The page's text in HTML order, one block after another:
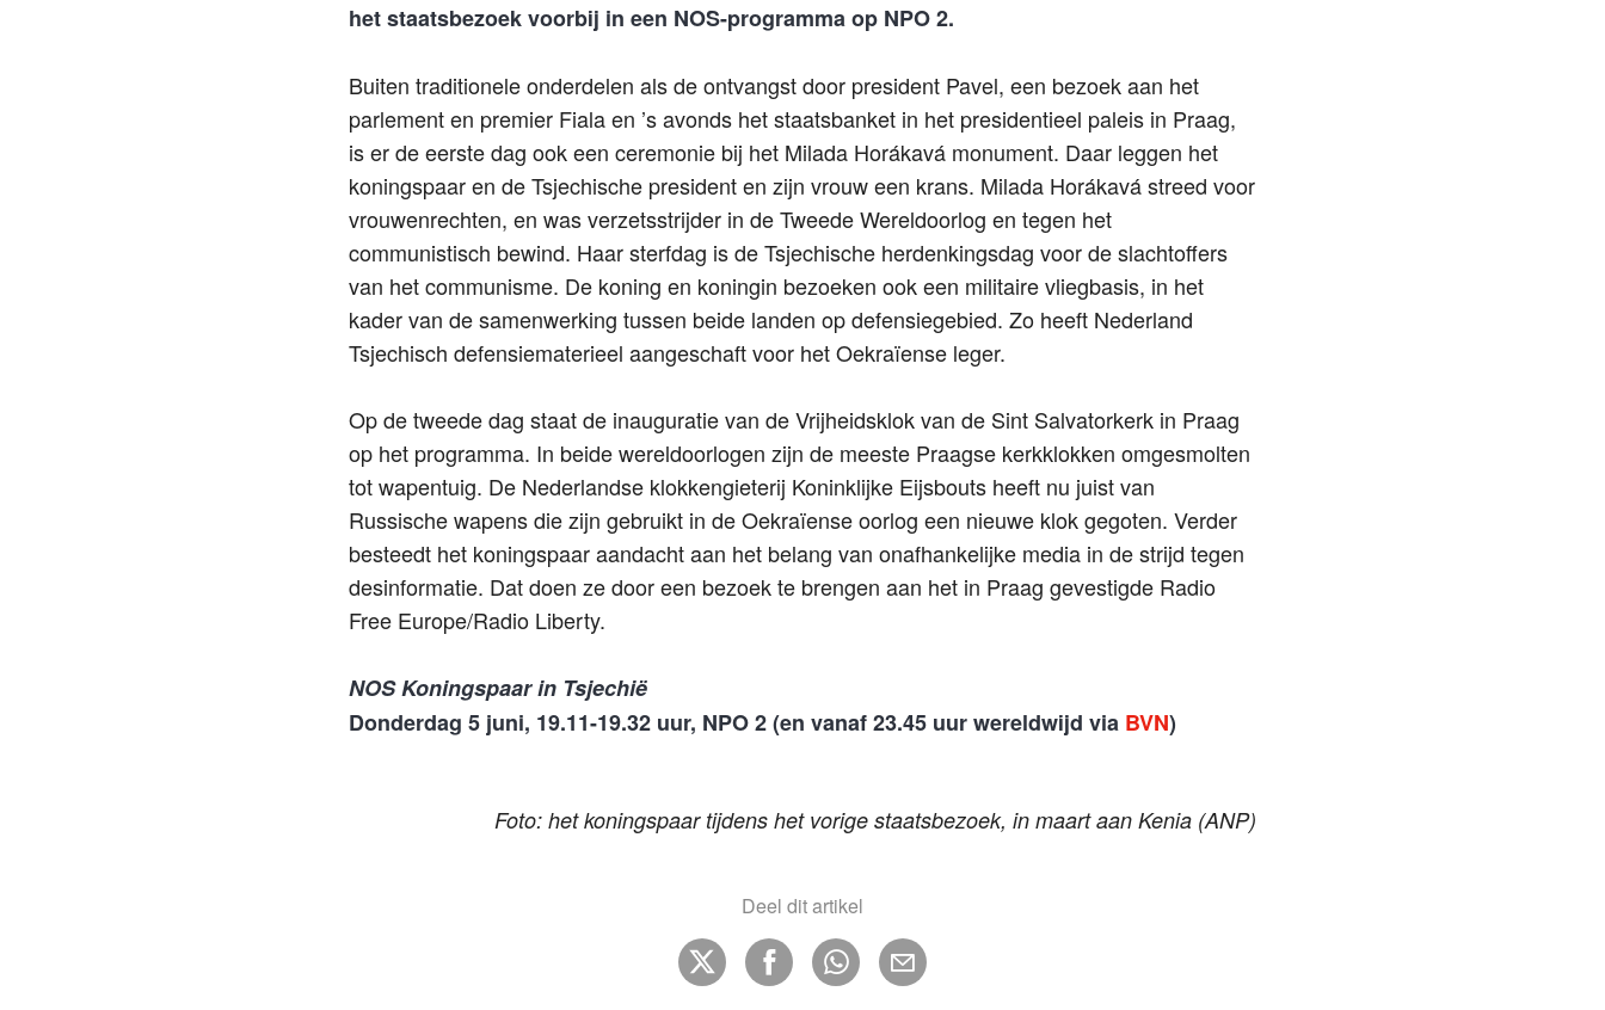
het staatsbezoek voorbij in een NOS-programma op NPO 2.
Buiten traditionele onderdelen als de ontvangst door president Pavel, een bezoek aan het
parlement en premier Fiala en ’s avonds het staatsbanket in het presidentieel paleis in Praag,
is er de eerste dag ook een ceremonie bij het Milada Horákavá monument. Daar leggen het
koningspaar en de Tsjechische president en zijn vrouw een krans. Milada Horákavá streed voor
vrouwenrechten, en was verzetsstrijder in de Tweede Wereldoorlog en tegen het
communistisch bewind. Haar sterfdag is de Tsjechische herdenkingsdag voor de slachtoffers
van het communisme. De koning en koningin bezoeken ook een militaire vliegbasis, in het
kader van de samenwerking tussen beide landen op defensiegebied. Zo heeft Nederland
Tsjechisch defensiematerieel aangeschaft voor het Oekraïense leger.
Op de tweede dag staat de inauguratie van de Vrijheidsklok van de Sint Salvatorkerk in Praag
op het programma. In beide wereldoorlogen zijn de meeste Praagse kerkklokken omgesmolten
tot wapentuig. De Nederlandse klokkengieterij Koninklijke Eijsbouts heeft nu juist van
Russische wapens die zijn gebruikt in de Oekraïense oorlog een nieuwe klok gegoten. Verder
besteedt het koningspaar aandacht aan het belang van onafhankelijke media in de strijd tegen
desinformatie. Dat doen ze door een bezoek te brengen aan het in Praag gevestigde Radio
Free Europe/Radio Liberty.
NOS Koningspaar in Tsjechië
Donderdag 5 juni, 19.11-19.32 uur, NPO 2 (en vanaf 23.45 uur wereldwijd via BVN)
Foto: het koningspaar tijdens het vorige staatsbezoek, in maart aan Kenia (ANP)
Deel dit artikel